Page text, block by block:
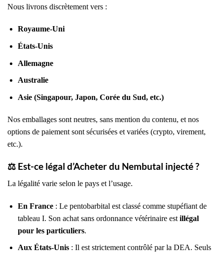
Nous livrons discrètement vers :
Royaume-Uni
États-Unis
Allemagne
Australie
Asie (Singapour, Japon, Corée du Sud, etc.)
Nos emballages sont neutres, sans mention du contenu, et nos
options de paiement sont sécurisées et variées (crypto, virement,
etc.).
⚖️ Est-ce légal d’Acheter du Nembutal injecté ?
La légalité varie selon le pays et l’usage.
En France: Le pentobarbital est classé comme stupéfiant de
tableau I. Son achat sans ordonnance vétérinaire est illégal
pour les particuliers.
Aux États-Unis: Il est strictement contrôlé par la DEA. Seuls